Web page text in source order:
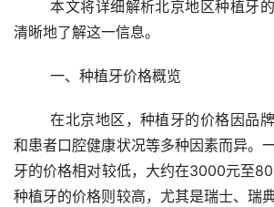
	本文将详细解析北京地区种植牙的价格，帮助大家更
清晰地了解这一信息。
	一、种植牙价格概览
	在北京地区，种植牙的价格因品牌、材质、技术水平
和患者口腔健康状况等多种因素而异。
牙的价格相对较低，大约在3000元至
种植牙的价格则较高，尤其是瑞士、瑞